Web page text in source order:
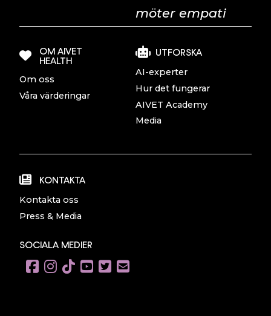
möter empati
OM AIVET
HEALTH
Om oss
Våra värderingar
UTFORSKA
AI-experter
Hur det fungerar
AIVET Academy
Media
KONTAKTA
Kontakta oss
Press & Media
SOCIALA MEDIER